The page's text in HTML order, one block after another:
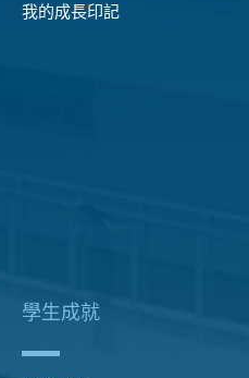
我的成長印記
學生成就